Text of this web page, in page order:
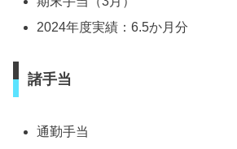
2024年度実績：6.5か月分
諸手当
通勤手当